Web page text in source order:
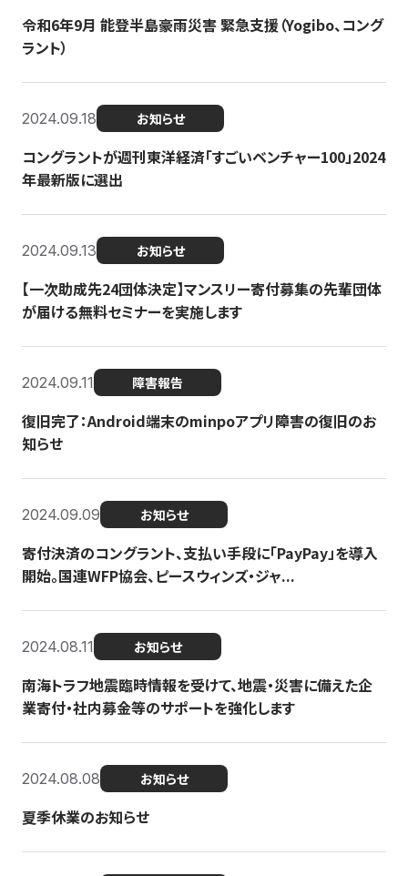
令和6年9月 能登半島豪雨災害 緊急支援（Yogibo、コング
ラント）
2024.09.18 お知らせ
コングラントが週刊東洋経済「すごいベンチャー100」2024
年最新版に選出
2024.09.13 お知らせ
【一次助成先24団体決定】マンスリー寄付募集の先輩団体
が届ける無料セミナーを実施します
2024.09.11 障害報告
復旧完了：Android端末のminpoアプリ障害の復旧のお
知らせ
2024.09.09 お知らせ
寄付決済のコングラント、支払い手段に「PayPay」を導入
開始。国連WFP協会、ピースウィンズ・ジャ...
2024.08.11 お知らせ
南海トラフ地震臨時情報を受けて、地震・災害に備えた企
業寄付・社内募金等のサポートを強化します
2024.08.08 お知らせ
夏季休業のお知らせ